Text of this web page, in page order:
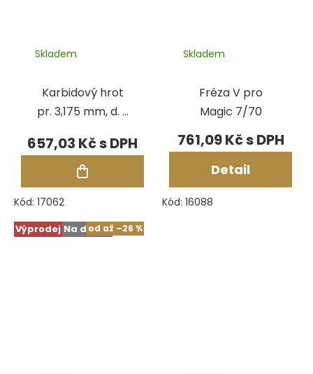
Karbidový hrot
pr. 3,175 mm, d. 9
R/2/5/7
Skladem
657,03 Kč
Kód: 17062
Fréza V pro
Magic 7/70
Skladem
761,09 Kč
Detail
Kód: 16088
Výprodej Na dotaz
od až –26 %